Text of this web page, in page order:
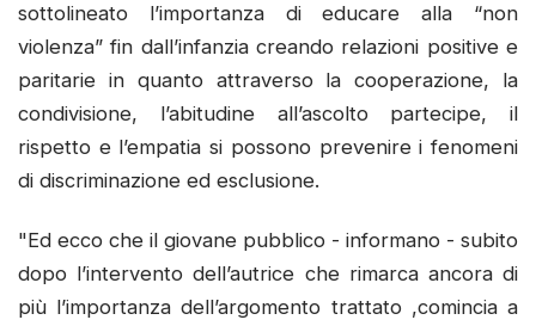
sottolineato l’importanza di educare alla “non
violenza” fin dall’infanzia creando relazioni positive e
paritarie in quanto attraverso la cooperazione, la
condivisione, l’abitudine all’ascolto partecipe, il
rispetto e l’empatia si possono prevenire i fenomeni
di discriminazione ed esclusione.
"Ed ecco che il giovane pubblico - informano - subito
dopo l’intervento dell’autrice che rimarca ancora di
più l’importanza dell’argomento trattato ,comincia a